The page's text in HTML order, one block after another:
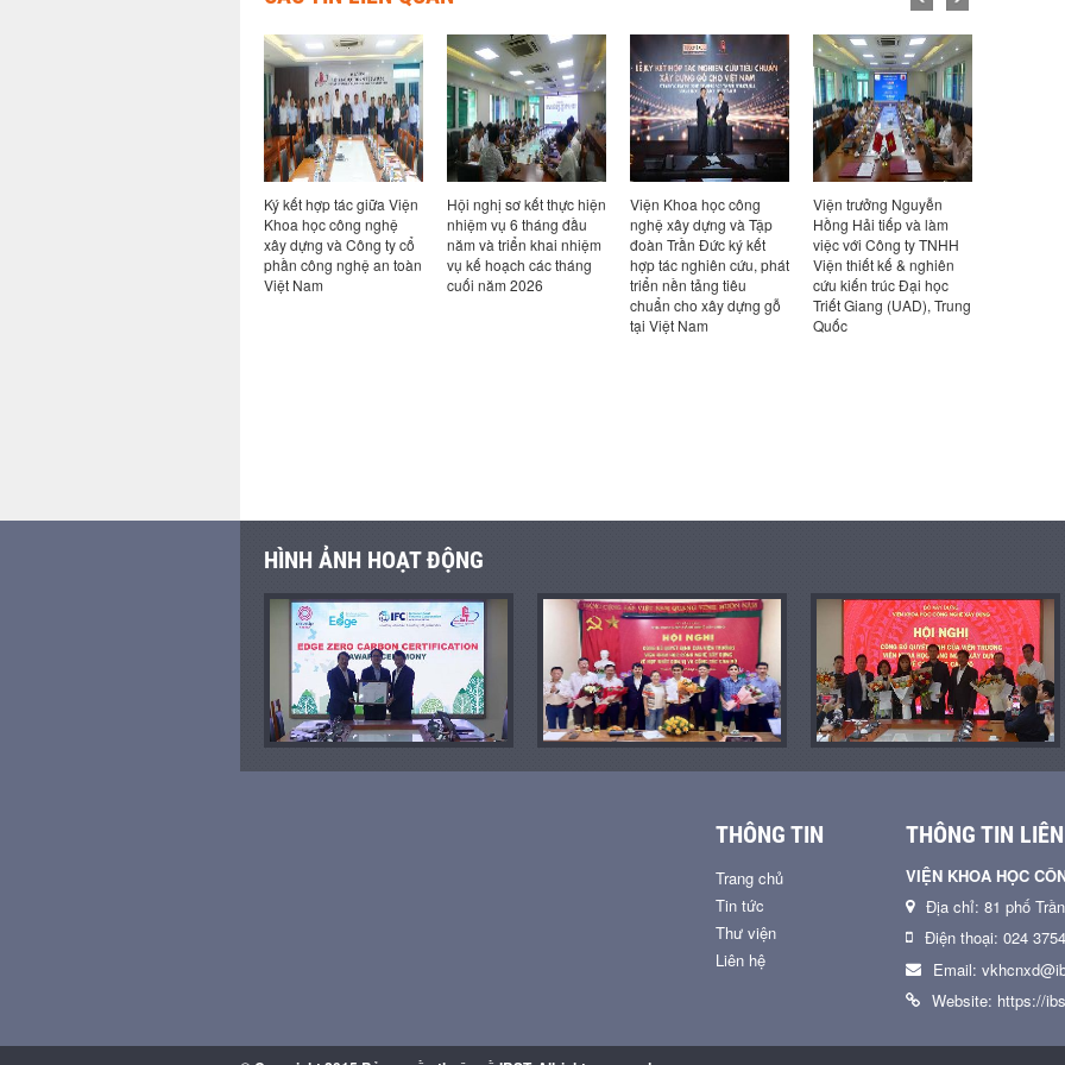
Ký kết hợp tác giữa Viện
Khoa học công nghệ
xây dựng và Công ty cổ
phần công nghệ an toàn
Việt Nam
Hội nghị sơ kết thực hiện
nhiệm vụ 6 tháng đầu
năm và triển khai nhiệm
vụ kế hoạch các tháng
cuối năm 2026
Viện Khoa học công
nghệ xây dựng và Tập
đoàn Trần Đức ký kết
hợp tác nghiên cứu, phát
triển nền tảng tiêu
chuẩn cho xây dựng gỗ
tại Việt Nam
Viện trưởng Nguyễn
Hồng Hải tiếp và làm
việc với Công ty TNHH
Viện thiết kế & nghiên
cứu kiến trúc Đại học
Triết Giang (UAD), Trung
Quốc
HÌNH ẢNH HOẠT ĐỘNG
THÔNG TIN
Trang chủ
Tin tức
Thư viện
Liên hệ
THÔNG TIN
VIỆN KHOA HỌC
Địa chỉ: 81 phố
Điện thoại: 024
Email:
Website: https://